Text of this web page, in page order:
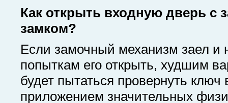
Как открыть входную дверь с
замком?
Если замочный механизм заел и
попыткам его открыть, худшим
будет пытаться провернуть ключ
приложением значительных